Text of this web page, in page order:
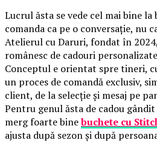
Lucrul ăsta se vede cel mai bine
comanda ca pe o conversație, nu
Atelierul cu Daruri, fondat în
românesc de cadouri
Conceptul e orientat spre tineri,
un proces de comandă exclusiv,
client, de la selecție și mesaj pe
Pentru genul ăsta de cadou
merg foarte binebuchete cu
ajusta după sezon și după